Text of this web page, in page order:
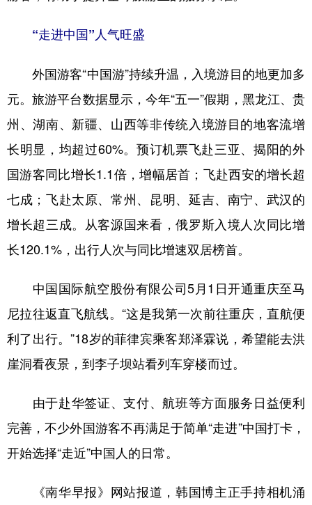
“走进中国”人气旺盛
外国游客“中国游”持续升温，入境游目的地更加多
元。旅游平台数据显示，今年“五一”假期，黑龙江、贵
州、湖南、新疆、山西等非传统入境游目的地客流增
长明显，均超过60%。预订机票飞赴三亚、揭阳的外
国游客同比增长1.1倍，增幅居首；飞赴西安的增长超
七成；飞赴太原、常州、昆明、延吉、南宁、武汉的
增长超三成。从客源国来看，俄罗斯入境人次同比增
长120.1%，出行人次与同比增速双居榜首。
中国国际航空股份有限公司5月1日开通重庆至马
尼拉往返直飞航线。“这是我第一次前往重庆，直航便
利了出行。”18岁的菲律宾乘客郑泽霖说，希望能去洪
崖洞看夜景，到李子坝站看列车穿楼而过。
由于赴华签证、支付、航班等方面服务日益便利
完善，不少外国游客不再满足于简单“走进”中国打卡，
开始选择“走近”中国人的日常。
《南华早报》网站报道，韩国博主正手持相机涌